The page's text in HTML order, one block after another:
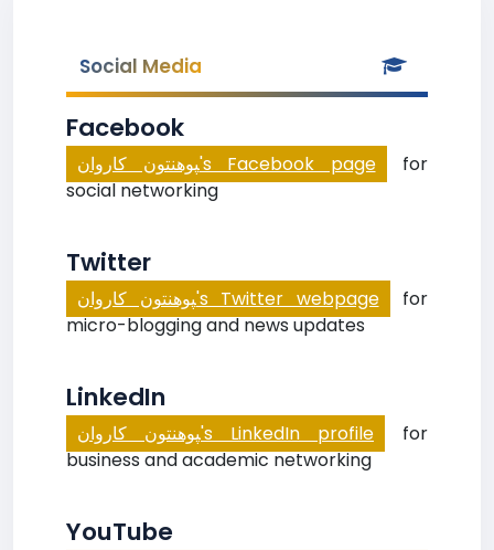
Social Media
Facebook
‍پوهنتون کاروان's Facebook page
for
social networking
Twitter
‍پوهنتون کاروان's Twitter webpage
for
micro-blogging and news updates
LinkedIn
‍پوهنتون کاروان's LinkedIn profile
for
business and academic networking
YouTube